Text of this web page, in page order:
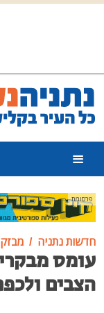
פרסומת
חדשות נתניה
עומס
הצבים